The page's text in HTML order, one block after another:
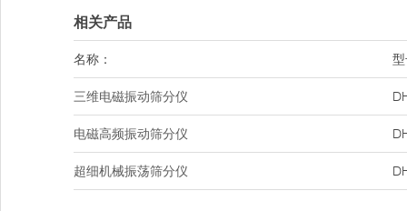
相关产品
名称：
三维电磁振动筛分仪
电磁高频振动筛分仪
超细机械振荡筛分仪